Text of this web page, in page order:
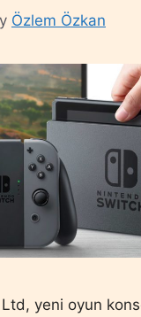
Özlem Özkan
yeni oyun